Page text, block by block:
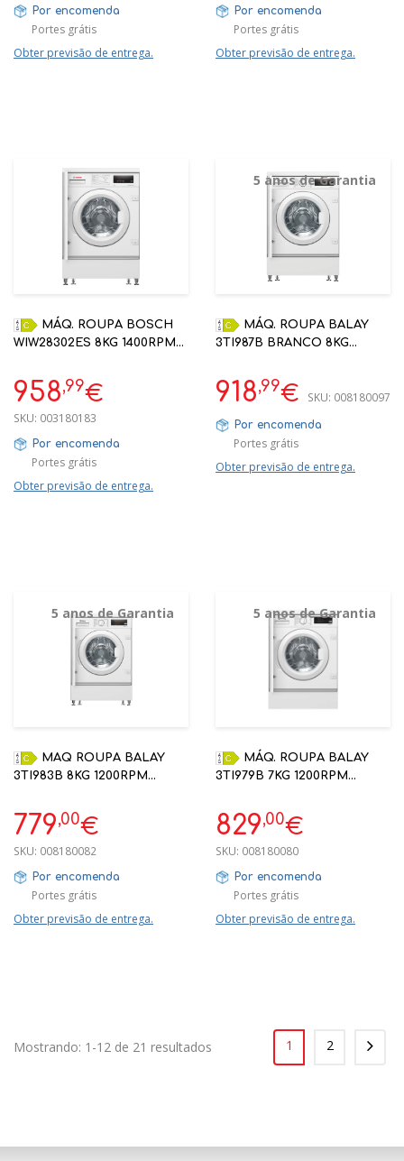
Por encomenda
Portes grátis
Obter previsão de entrega.
Por encomenda
Portes grátis
Obter previsão de entrega.
WIW28302ES 8KG 1400RPM
958,99€
SKU: 003180183
Por encomenda
Portes grátis
Obter previsão de entrega.
5 anos de Garantia
3TI987B BRANCO 8KG
GARANTIA
918,99€ SKU: 008180097
Por encomenda
Portes grátis
Obter previsão de entrega.
5 anos de Garantia
3TI983B 8KG 1200RPM
GARANTIA
779,00€
SKU: 008180082
Por encomenda
Portes grátis
Obter previsão de entrega.
5 anos de Garantia
3TI979B 7KG 1200RPM
GARANTIA
829,00€
SKU: 008180080
Por encomenda
Portes grátis
Obter previsão de entrega.
Mostrando: 1-12 de 21 resultados 1 2